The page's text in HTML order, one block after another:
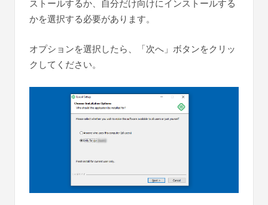
ストールするか、自分だけ向けにインストールする
かを選択する必要があります。
オプションを選択したら、「次へ」ボタンをクリッ
クしてください。